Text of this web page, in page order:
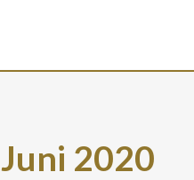
Juni 2020